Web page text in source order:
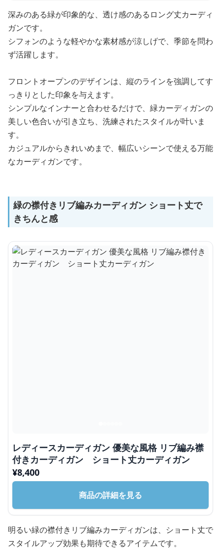
深みのある緑が印象的な、透け感のあるロング丈カーディ
ガンです。
シフォンのような軽やかな素材感が涼しげで、季節を問わ
ず活躍します。
フロントオープンのデザインは、縦のラインを強調してす
っきりとした印象を与えます。
シンプルなインナーと合わせるだけで、緑カーディガンの
美しい色合いが引き立ち、洗練されたスタイルが叶いま
す。
カジュアルからきれいめまで、幅広いシーンで使える万能
なカーディガンです。
緑の襟付きリブ編みカーディガン ショート丈で
きちんと感
レディースカーディガン 優美な風格 リブ編み襟
付きカーディガン ショート丈カーディガン
¥8,400
商品の詳細を見る
明るい緑の襟付きリブ編みカーディガンは、ショート丈で
スタイルアップ効果も期待できるアイテムです。